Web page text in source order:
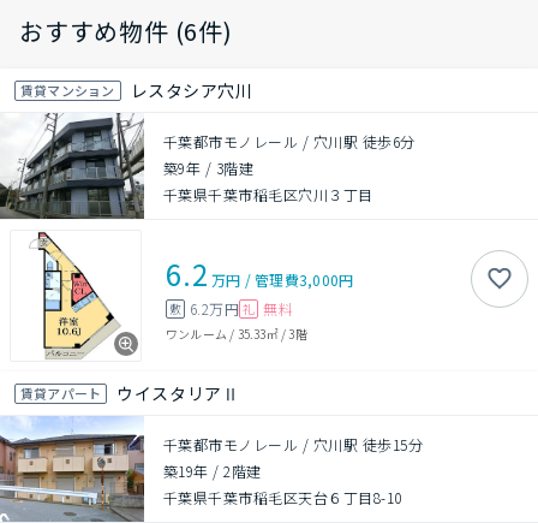
おすすめ物件 (6件)
賃貸マンション レスタシア穴川
千葉都市モノレール / 穴川駅 徒歩6分
築9年 / 3階建
千葉県千葉市稲毛区穴川３丁目
6.2 万円 /管理費3,000円
敷 6.2万円 礼 無料
ワンルーム / 35.33㎡/3階
賃貸アパート ウイスタリアⅡ
千葉都市モノレール / 穴川駅 徒歩15分
築19年 /2階建
千葉県千葉市稲毛区天台６丁目8-10